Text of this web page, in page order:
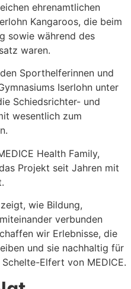
ehrenamtlichen
Kangaroos, die beim
sowie während des
waren.
Sporthelferinnen und
Iserlohn unter
Schiedsrichter- und
wesentlich zum
Health Family,
Projekt seit Jahren mit
wie Bildung,
verbunden
wir Erlebnisse, die
und sie nachhaltig für
Elfert von MEDICE.